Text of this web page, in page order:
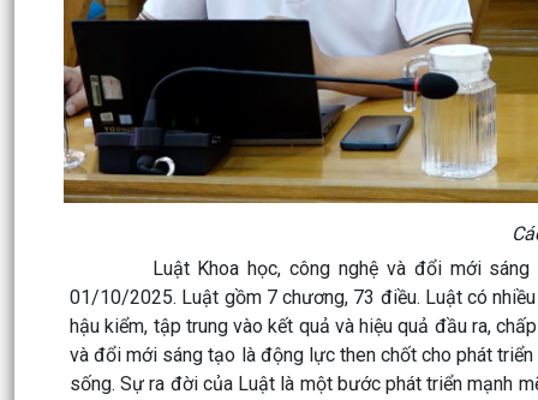
Luật Khoa học, công nghệ và đổi mới sáng
01/10/2025. Luật gồm 7 chương, 73 điều. Luật có
hậu kiểm, tập trung vào kết quả và hiệu quả đầu ra,
và đổi mới sáng tạo là động lực then chốt cho phát
sống. Sự ra đời của Luật là một bước phát triển mạnh